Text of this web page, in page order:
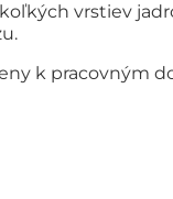
vrstiev
k pracovným